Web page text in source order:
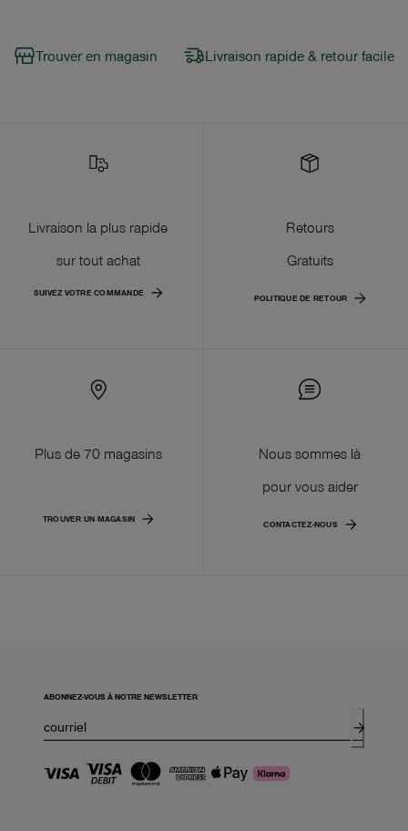
Trouver en magasin Livraison rapide & retour facile
Livraison la plus rapide
sur tout achat
SUIVEZ VOTRE COMMANDE
Retours
Gratuits
POLITIQUE DE RETOUR
Plus de 70 magasins
TROUVER UN MAGASIN
Nous sommes là
pour vous aider
CONTACTEZ-NOUS
ABONNEZ-VOUS À NOTRE NEWSLETTER